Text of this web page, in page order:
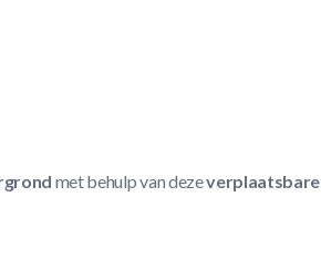
met behulp van dezeverplaatsbare